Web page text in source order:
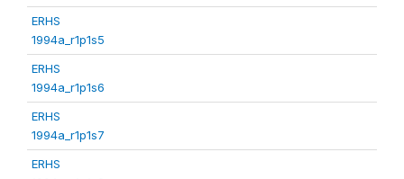
ERHS
1994a_r1p1s5
ERHS
1994a_r1p1s6
ERHS
1994a_r1p1s7
ERHS